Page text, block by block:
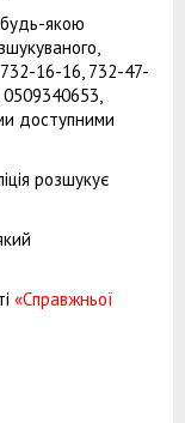
якою
16-16, 732-47-
доступними
розшукує
«Справжньої